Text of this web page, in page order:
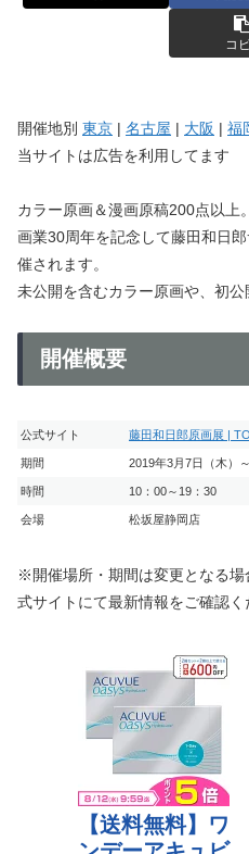
コ
開催地別 東京 | 名古屋 | 大阪 | 福
当サイトは広告を利用してます
カラー原画＆漫画原稿200点以上。
画業30周年を記念して藤田和日
催されます。
未公開を含むカラー原画や、初公
開催概要
公式サイト 藤田和日郎原画展 |
期間 2019年3月7日（木）
時間 10：00～19：30
会場 松坂屋静岡店
※開催場所・期間は変更となる
式サイトにて最新情報をご確認く